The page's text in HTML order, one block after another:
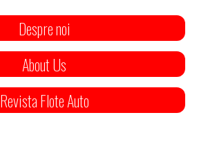
Despre noi
About Us
Revista Flote Auto